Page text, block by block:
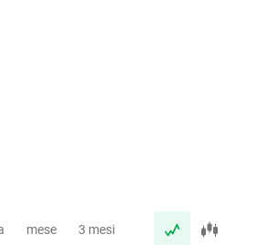
mese 3 mesi anno